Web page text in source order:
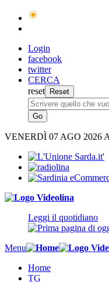
Login
facebook
twitter
CERCA
reset
VENERDÌ 07 AGO 2026
Leggi il quotidiano
Menu
Home
TG